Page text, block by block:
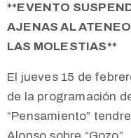
**EVENTO
AJENAS AL
LAS MOLESTIAS**
El jueves 15 de
de la programación
“Pensamiento”